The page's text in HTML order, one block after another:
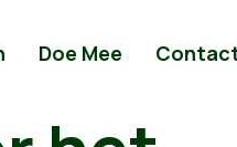
Doe Mee